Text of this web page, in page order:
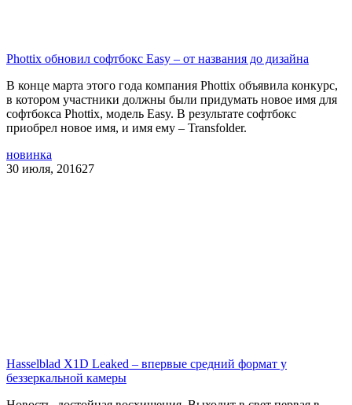
Phottix обновил софтбокс Easy – от названия до дизайна
В конце марта этого года компания Phottix объявила конкурс,
в котором участники должны были придумать новое имя для
софтбокса Phottix, модель Easy. В результате софтбокс
приобрел новое имя, и имя ему – Transfolder.
новинка
30 июля, 201627
Hasselblad X1D Leaked – впервые средний формат у
беззеркальной камеры